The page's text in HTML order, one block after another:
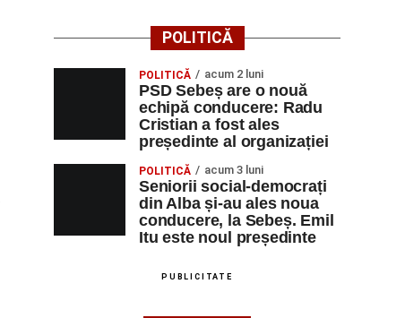
POLITICĂ
POLITICĂ acum 2 luni
PSD Sebeș are o nouă
echipă conducere: Radu
Cristian a fost ales
președinte al organizației
POLITICĂ acum 3 luni
Seniorii social-democrați
din Alba și-au ales noua
conducere, la Sebeș. Emil
Itu este noul președinte
PUBLICITATE